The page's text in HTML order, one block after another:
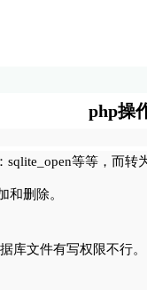
php操
等等，而
和删除。
库文件有写权限不行。